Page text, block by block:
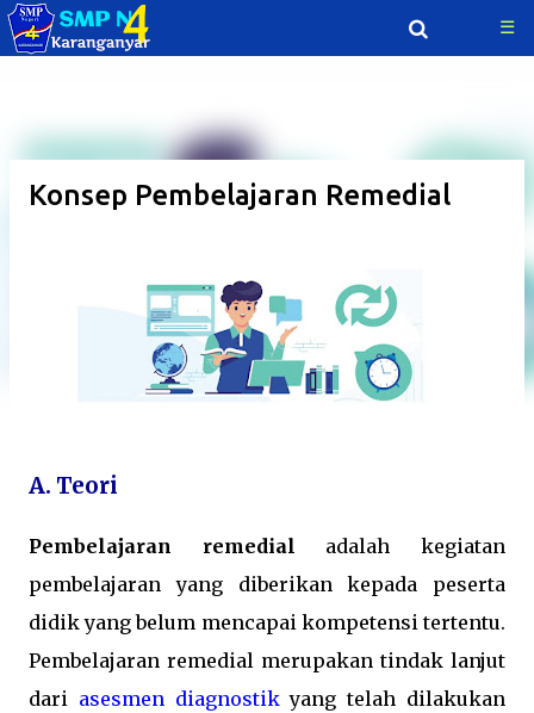
☰
Konsep Pembelajaran Remedial
A. Teori
Pembelajaran remedial adalah kegiatan
pembelajaran yang diberikan kepada peserta
didik yang belum mencapai kompetensi tertentu.
Pembelajaran remedial merupakan tindak lanjut
dari asesmen diagnostikyang telah dilakukan